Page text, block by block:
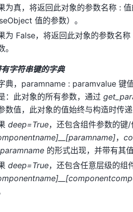
为真，将返回此对象的参数名称 :
值的参数）。
为 False，将返回此对象的参数名
。
有字符串键的字典
典，paramname : paramvalue 键
：此对象的所有参数，通过
数值，此对象的值始终与构造时传
deep=True，还包含组件参数的键
，
paramname 的形式出现，并带有其
deep=True，还包含任意层级的组